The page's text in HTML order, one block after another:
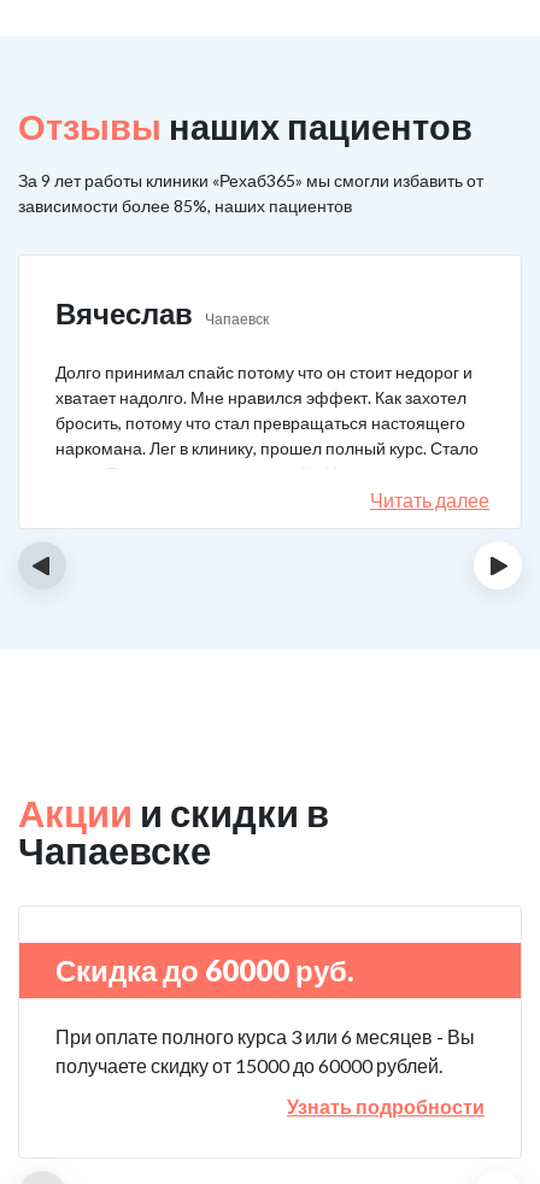
Отзывы наших пациентов
За 9 лет работы клиники «Рехаб365» мы смогли избавить от
зависимости более 85%, наших пациентов
Вячеслав Чапаевск
Долго принимал спайс потому что он стоит недорог и
хватает надолго. Мне нравился эффект. Как захотел
бросить, потому что стал превращаться настоящего
наркомана. Лег в клинику, прошел полный курс. Стало
легче. Перестало тянуть на спайс. Начал жить заново.
Читать далее
‹ ›
Акции и скидки в
Чапаевске
Скидка до 60000 руб.
При оплате полного курса 3 или 6 месяцев - Вы
получаете скидку от 15000 до 60000 рублей.
Узнать подробности